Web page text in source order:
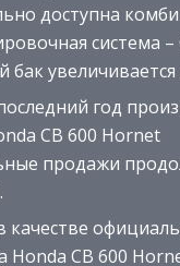
доступна
система –
бак увеличивается
год
CB 600 Hornet
продажи
качестве
Honda CB 600